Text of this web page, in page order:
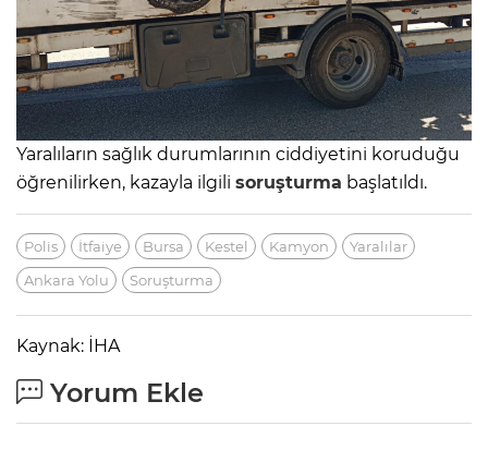
Yaralıların sağlık durumlarının ciddiyetini koruduğu
öğrenilirken, kazayla ilgili soruşturma başlatıldı.
Polis İtfaiye Bursa Kestel Kamyon
Yaralılar
Ankara Yolu
Soruşturma
Kaynak: İHA
Yorum Ekle